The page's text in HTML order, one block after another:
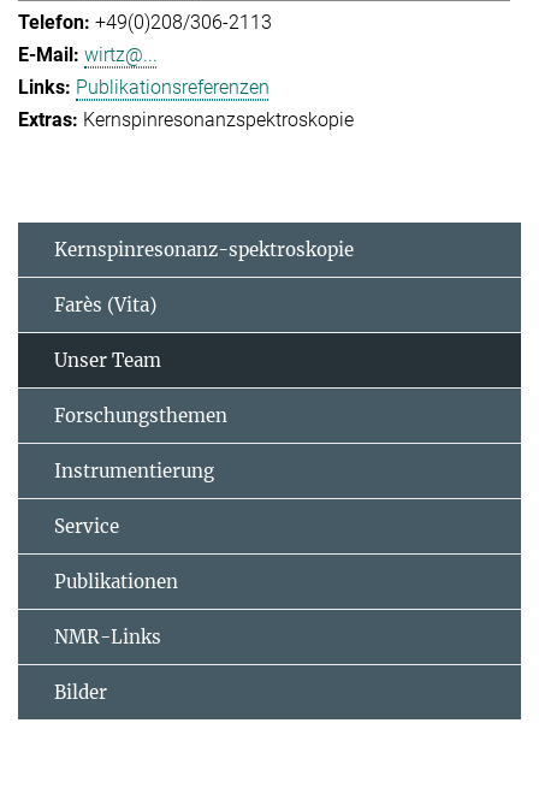
+49(0)208/306-2113
wirtz@...
Publikationsreferenzen
Kernspinresonanzspektroskopie
Kernspinresonanz-spektroskopie
Farès (Vita)
Unser Team
Forschungsthemen
Instrumentierung
Service
Publikationen
NMR-Links
Bilder